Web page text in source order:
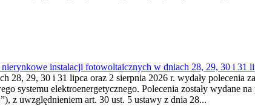
instalacji fotowoltaicznych w dniach 28, 29, 30 i 31
28, 29, 30 i 31 lipca oraz 2 sierpnia 2026 r. wydały polecenia
systemu elektroenergetycznego. Polecenia zostały wydane
z uwzględnieniem art. 30 ust. 5 ustawy z dnia 28...